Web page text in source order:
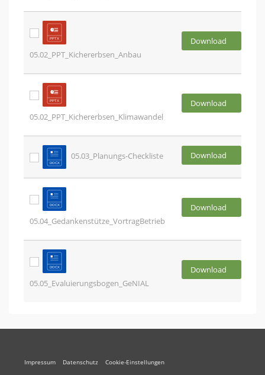
05.02_PPT_Kichererbsen_Anbau
Download
05.02_PPT_Kichererbsen_Klimawandel
Download
05.03_Planungs-Checkliste Download
05.04_Gedankenstütze_VortragBetrieb
Download
05.05_Evaluierungsbogen_GeNIAL
Download
Impressum Datenschutz Cookie-Einstellungen